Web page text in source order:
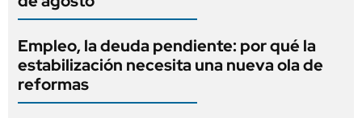
Empleo, la deuda pendiente: por qué la
estabilización necesita una nueva ola de
reformas